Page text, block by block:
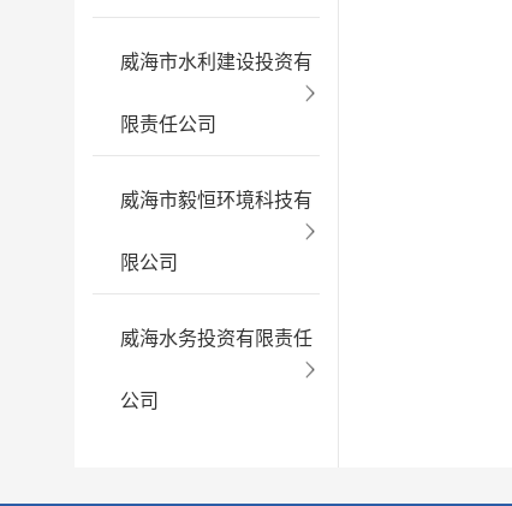
威海市水利建设投资有
限责任公司
威海市毅恒环境科技有
限公司
威海水务投资有限责任
公司